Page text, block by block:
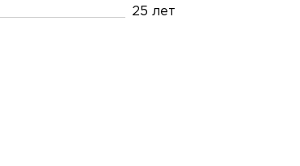
25 лет